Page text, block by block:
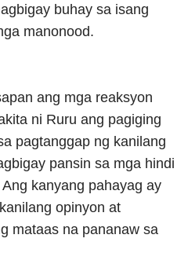
buhay sa isang
manonood.
ang mga reaksyon
ni Ruru ang pagiging
pagtanggap ng kanilang
pansin sa mga hindi
kanyang pahayag ay
opinyon at
mataas na pananaw sa